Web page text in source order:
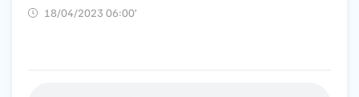
18/04/2023 06:00’